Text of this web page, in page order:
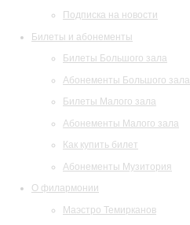
Подписка на новости
Билеты и абонементы
Билеты Большого зала
Абонементы Большого зала
Билеты Малого зала
Абонементы Малого зала
Как купить билет
Абонементы Музитория
О филармонии
Маэстро Темирканов